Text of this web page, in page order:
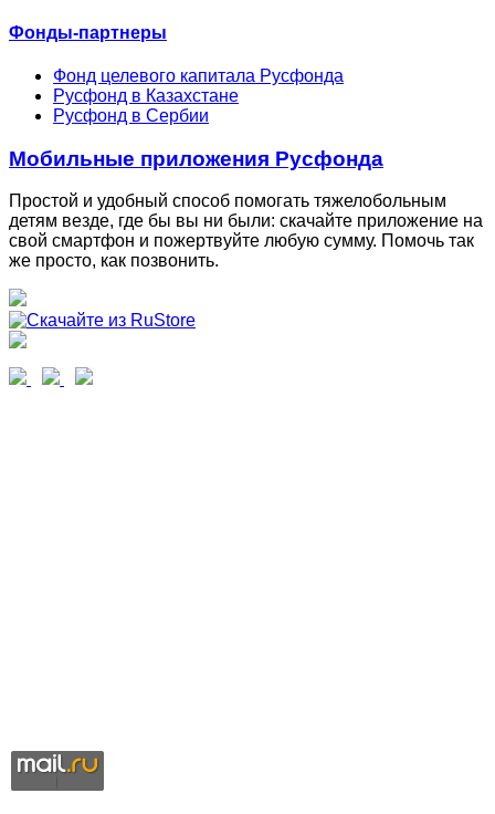
Фонды-партнеры
Фонд целевого капитала Русфонда
Русфонд в Казахстане
Русфонд в Сербии
Мобильные приложения Русфонда
Простой и удобный способ помогать тяжелобольным
детям везде, где бы вы ни были: скачайте приложение на
свой смартфон и пожертвуйте любую сумму. Помочь так
же просто, как позвонить.